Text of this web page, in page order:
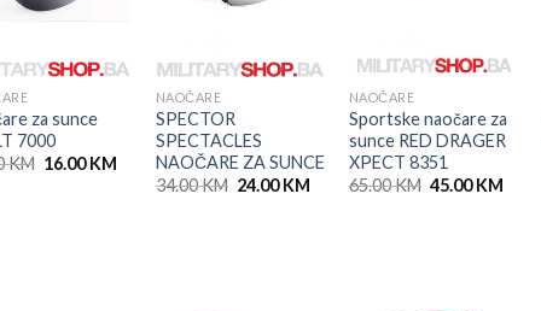
za sunce
7000
KM Original
16.00KM Current
NAOČARE
SPECTOR
SPECTACLES
NAOČARE ZA SUNCE
34.00KM Original
24.00KM Current
NAOČARE
Sportske naočare za
sunce RED DRAGER
XPECT 8351
65.00KM Original
45.00KM